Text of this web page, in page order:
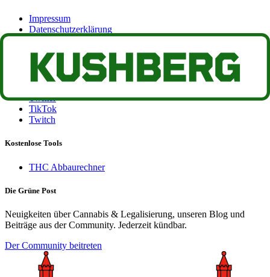
Impressum
Datenschutzerklärung
Rechtlicher Hinweis
Twitter
TikTok
Twitch
Kostenlose Tools
THC Abbaurechner
Die Grüne Post
Neuigkeiten über Cannabis & Legalisierung, unseren Blog und
Beiträge aus der Community. Jederzeit kündbar.
Der Community beitreten